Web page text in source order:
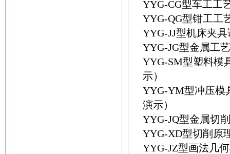
YYG-CG型车工工
YYG-QG型钳工工
YYG-JJ型机床夹
YYG-JG型金属工
YYG-SM型塑料模
示）
YYG-YM型冲压模
演示）
YYG-JQ型金属切
YYG-XD型切削原
YYG-JZ型画法几